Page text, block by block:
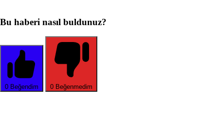
Bu haberi nasıl buldunuz?
0 Beğendim 0 Beğenmedim